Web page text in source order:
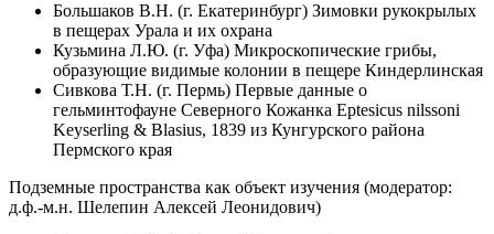
Большаков В.Н. (г. Екатеринбург) Зимовки рукокрылых
в пещерах Урала и их охрана
Кузьмина Л.Ю. (г. Уфа) Микроскопические грибы,
образующие видимые колонии в пещере Киндерлинская
Сивкова Т.Н. (г. Пермь) Первые данные о
гельминтофауне Северного Кожанка Eptesicus nilssoni
Keyserling & Blasius, 1839 из Кунгурского района
Пермского края
Подземные пространства как объект изучения (модератор:
д.ф.-м.н. Шелепин Алексей Леонидович)